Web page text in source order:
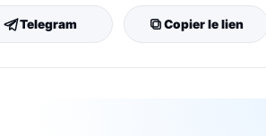
Telegram Copier le lien